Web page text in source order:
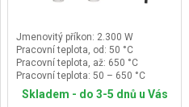
Jmenovitý příkon: 2.300 W
Pracovní teplota, od: 50 °C
Pracovní teplota, až: 650 °C
Pracovní teplota: 50 – 650 °C
Skladem - do 3-5 dnů u Vás